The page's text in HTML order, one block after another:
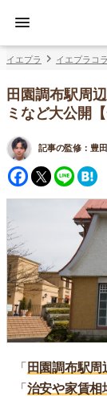
イエプラ イエプラコ
田園調布駅周
ミなど大公開
記事の監修： 豊
Twitter
「 田園調布駅周
「 治安や家賃相